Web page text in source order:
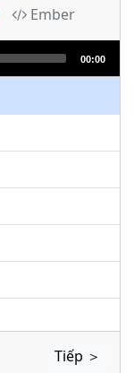
Ember
00:00
Tiếp ＞